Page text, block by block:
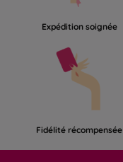
Expédition soignée
Fidélité récompensée